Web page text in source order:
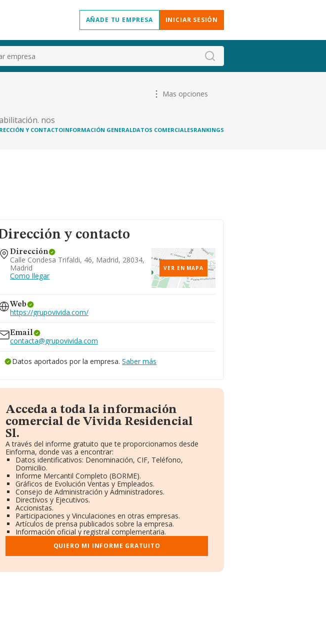
AÑADE TU EMPRESA INICIAR SESIÓN
nos
nuestros
Mas opciones
Y CONTACTOINFORMACIÓN GENERALDATOS COMERCIALESRANKINGS
y contacto
Dirección
Calle Condesa Trifaldi, 46, Madrid, 28034,
Madrid
Como llegar
VER EN MAPA
Web
https://grupovivida.com/
Email
contacta@grupovivida.com
Datos aportados por la empresa.Saber más
Acceda a toda la información
comercial de Vivida Residencial
Sl.
A través del informe gratuito que te proporcionamos desde
Einforma, donde vas a encontrar:
Datos identificativos: Denominación, CIF, Teléfono,
Domicilio.
Informe Mercantil Completo (BORME).
Gráficos de Evolución Ventas y Empleados.
Consejo de Administración y Administradores.
Directivos y Ejecutivos.
Accionistas.
Participaciones y Vinculaciones en otras empresas.
Artículos de prensa publicados sobre la empresa.
Información oficial y registral complementaria.
QUIERO MI INFORME GRATUITO